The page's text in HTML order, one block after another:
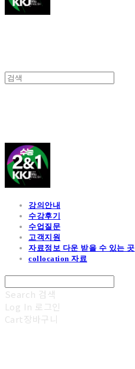
강의안내
수강후기
수업질문
고객지원
자료정보 다운 받을 수 있는 곳
collocation 자료
Search 검색
Log In 로그인
Cart장바구니